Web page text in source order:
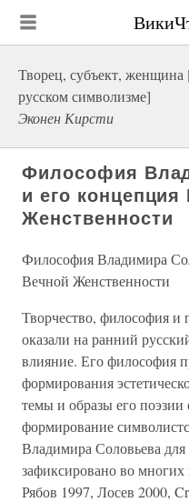
Творец, субъект, женщина
русском символизме]
Эконен Кирсти
Философия
и его концепция
Женственности
Философия Владимира
Вечной Женственности
Творчество, философия и
оказали на ранний
влияние. Его философия
формирования
темы и образы его поэзии
формирование
Владимира Соловьева
зафиксировано во
Рябов 1997, Лосев 2000,